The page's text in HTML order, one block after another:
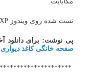
تست شده روی ویندوز XP و Seven
پی نوشت: برای دانلود
صفحه خانگی کاغذ دیواری